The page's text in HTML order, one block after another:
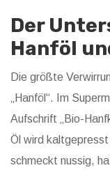
Der
Hanföl
Die größte
„Hanföl“. Im
Aufschrift „Bio-
Öl wird
schmeckt nussig,